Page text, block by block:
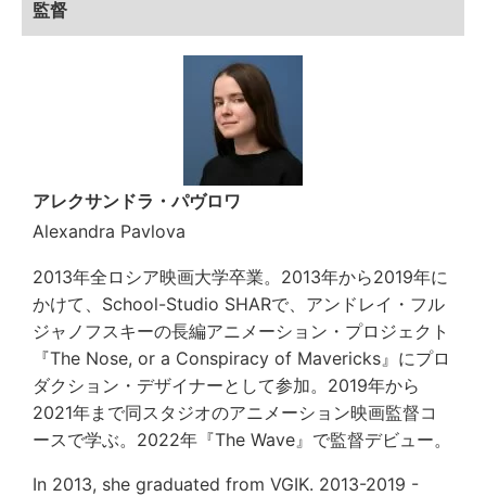
監督
アレクサンドラ・パヴロワ
Alexandra Pavlova
2013年全ロシア映画大学卒業。2013年から2019年に
かけて、School-Studio SHARで、アンドレイ・フル
ジャノフスキーの長編アニメーション・プロジェクト
『The Nose, or a Conspiracy of Mavericks』にプロ
ダクション・デザイナーとして参加。2019年から
2021年まで同スタジオのアニメーション映画監督コ
ースで学ぶ。2022年『The Wave』で監督デビュー。
In 2013, she graduated from VGIK. 2013-2019 -